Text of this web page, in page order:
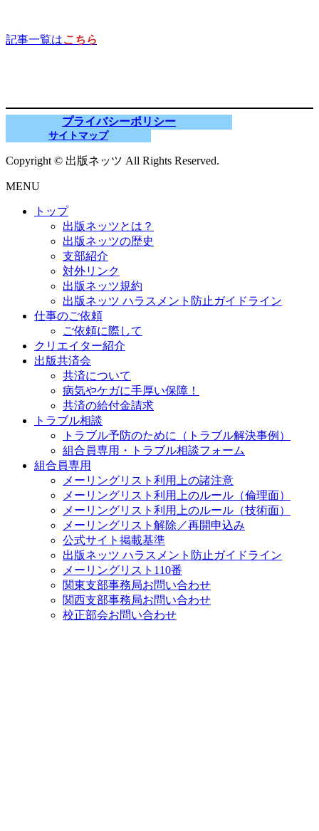
記事一覧はこちら
プライバシーポリシー
サイトマップ
Copyright © 出版ネッツ All Rights Reserved.
MENU
トップ
出版ネッツとは？
出版ネッツの歴史
支部紹介
対外リンク
出版ネッツ規約
出版ネッツ ハラスメント防止ガイドライン
仕事のご依頼
ご依頼に際して
クリエイター紹介
出版共済会
共済について
病気やケガに手厚い保障！
共済の給付金請求
トラブル相談
トラブル予防のために（トラブル解決事例）
組合員専用・トラブル相談フォーム
組合員専用
メーリングリスト利用上の諸注意
メーリングリスト利用上のルール（倫理面）
メーリングリスト利用上のルール（技術面）
メーリングリスト解除／再開申込み
公式サイト掲載基準
出版ネッツ ハラスメント防止ガイドライン
メーリングリスト110番
関東支部事務局お問い合わせ
関西支部事務局お問い合わせ
校正部会お問い合わせ